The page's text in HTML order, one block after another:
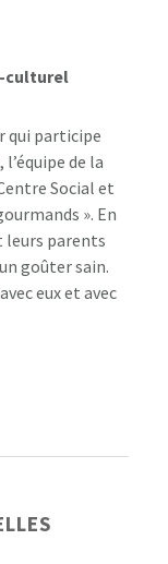
culturel
qui participe
de la
Social et
». En
leurs parents
goûter sain.
eux et avec